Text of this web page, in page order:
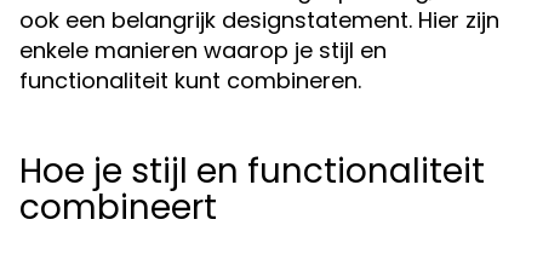
ook een belangrijk designstatement. Hier zijn
enkele manieren waarop je stijl en
functionaliteit kunt combineren.
Hoe je stijl en functionaliteit
combineert